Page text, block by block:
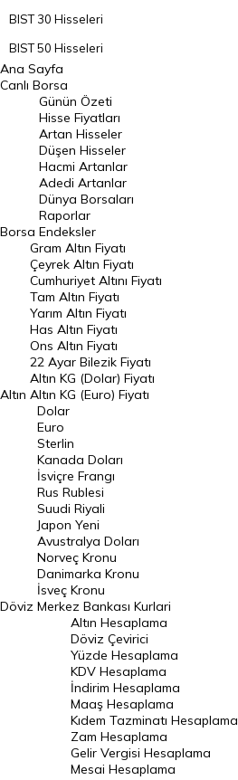
BIST 30 Hisseleri
BIST 50 Hisseleri
BIST 100 Hisseleri
En Çok Artan Hisseler
En Çok Düşen Hisseler
Hacmi Artanlar
Geçmiş Kapanışlar
Dünya Borsaları
Raporlar
Endeksler
DÖVİZ
Döviz Kuru
Dolar Kuru
Euro Kuru
Pound Kuru
Frank Kuru
Riyal Kuru
Avustralya Doları
Danimarka Kronu Kuru
Kanada Doları Kuru
Norveç Kronu Kuru
İsveç Kronu Kuru
Japon Yeni Kuru
Serbest Piyasa Döviz Kurları
Merkez Bankası Döviz Kurları
Ana Sayfa
Canlı Borsa
Borsa
Günün Özeti
Hisse Fiyatları
Artan Hisseler
Düşen Hisseler
Hacmi Artanlar
Adedi Artanlar
Dünya Borsaları
Raporlar
Endeksler
Altın
Gram Altın Fiyatı
Çeyrek Altın Fiyatı
Cumhuriyet Altını Fiyatı
Tam Altın Fiyatı
Yarım Altın Fiyatı
Has Altın Fiyatı
Ons Altın Fiyatı
22 Ayar Bilezik Fiyatı
Altın KG (Dolar) Fiyatı
Altın KG (Euro) Fiyatı
Döviz
Dolar
Euro
Sterlin
Kanada Doları
İsviçre Frangı
Rus Rublesi
Suudi Riyali
Japon Yeni
Avustralya Doları
Norveç Kronu
Danimarka Kronu
İsveç Kronu
Merkez Bankası Kurlari
Altın Hesaplama
Döviz Çevirici
Yüzde Hesaplama
KDV Hesaplama
İndirim Hesaplama
Maaş Hesaplama
Kıdem Tazminatı Hesaplama
Zam Hesaplama
Gelir Vergisi Hesaplama
Mesai Hesaplama